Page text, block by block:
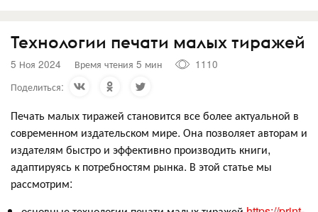
Технологии печати малых тиражей
5 Ноя 2024 Время чтения 5 мин
1110
Поделиться:
Печать малых тиражей становится все более актуальной в
современном издательском мире. Она позволяет авторам и
издателям быстро и эффективно производить книги,
адаптируясь к потребностям рынка. В этой статье мы
рассмотрим: